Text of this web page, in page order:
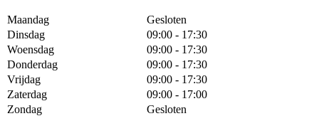
Maandag
Gesloten
Dinsdag
09:00 - 17:30
Woensdag
09:00 - 17:30
Donderdag
09:00 - 17:30
Vrijdag
09:00 - 17:30
Zaterdag
09:00 - 17:00
Zondag
Gesloten